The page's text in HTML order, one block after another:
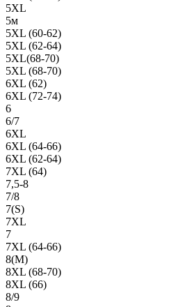
5XL
5м
5XL (60-62)
5XL (62-64)
5XL(68-70)
5XL (68-70)
6XL (62)
6XL (72-74)
6
6/7
6XL
6XL (64-66)
6XL (62-64)
7XL (64)
7,5-8
7/8
7(S)
7XL
7
7XL (64-66)
8(М)
8XL (68-70)
8XL (66)
8/9